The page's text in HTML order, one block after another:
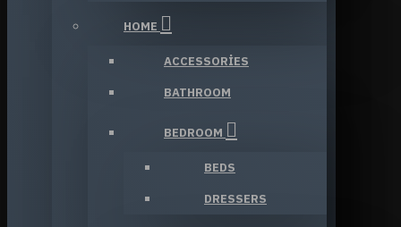
HOME
ACCESSORIES
BATHROOM
BEDROOM
BEDS
DRESSERS